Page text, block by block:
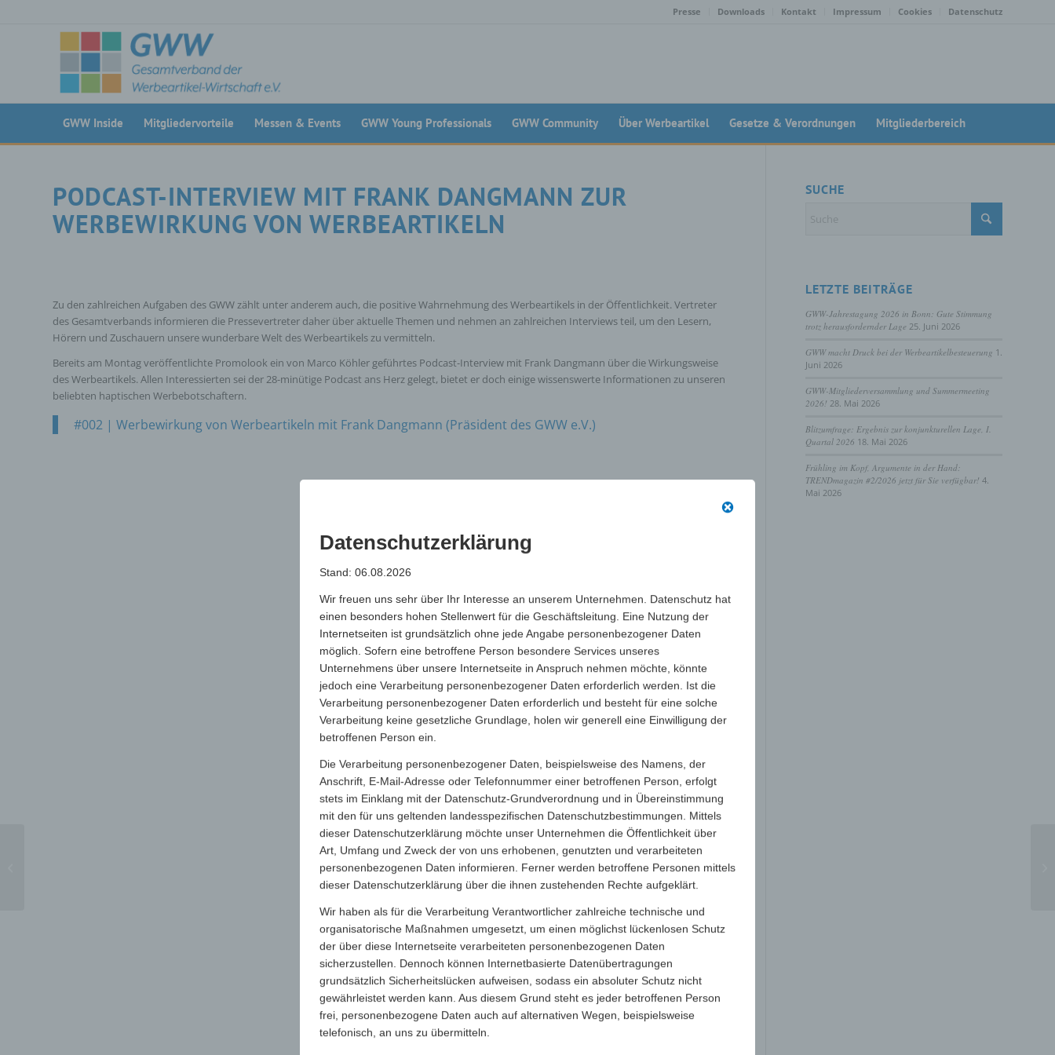
Presse Downloads Kontakt Impressum Cookies Datenschutz
GWW Inside Mitgliedervorteile Messen & Events GWW Young Professionals GWW Community Über Werbeartikel Gesetze & Verordnungen Mitgliederbereich
PODCAST-INTERVIEW MIT FRANK DANGMANN ZUR
WERBEWIRKUNG VON WERBEARTIKELN
Zu den zahlreichen Aufgaben des GWW zählt unter anderem auch, die positive Wahrnehmung des Werbeartikels in der Öffentlichkeit. Vertreter
des Gesamtverbands informieren die Pressevertreter daher über aktuelle Themen und nehmen an zahlreichen Interviews teil, um den Lesern,
Hörern und Zuschauern unsere wunderbare Welt des Werbeartikels zu vermitteln.
Bereits am Montag veröffentlichte Promolook ein von Marco Köhler geführtes Podcast-Interview mit Frank Dangmann über die Wirkungsweise
des Werbeartikels. Allen Interessierten sei der 28-minütige Podcast ans Herz gelegt, bietet er doch einige wissenswerte Informationen zu unseren
beliebten haptischen Werbebotschaftern.
#002 | Werbewirkung von Werbeartikeln mit Frank Dangmann (Präsident des GWW e.V.)
SUCHE
LETZTE BEITRÄGE
GWW-Jahrestagung 2026 in Bonn: Gute Stimmung
trotz herausfordernder Lage 25. Juni 2026
GWW macht Druck bei der Werbeartikelbesteuerung 1.
Juni 2026
GWW-Mitgliederversammlung und Summermeeting
2026! 28. Mai 2026
Blitzumfrage: Ergebnis zur konjunkturellen Lage, I.
Quartal 2026 18. Mai 2026
Frühling im Kopf, Argumente in der Hand:
TRENDmagazin #2/2026 jetzt für Sie verfügbar! 4.
Mai 2026
Datenschutzerklärung
Stand: 06.08.2026
Wir freuen uns sehr über Ihr Interesse an unserem Unternehmen. Datenschutz hat
einen besonders hohen Stellenwert für die Geschäftsleitung. Eine Nutzung der
Internetseiten ist grundsätzlich ohne jede Angabe personenbezogener Daten
möglich. Sofern eine betroffene Person besondere Services unseres
Unternehmens über unsere Internetseite in Anspruch nehmen möchte, könnte
jedoch eine Verarbeitung personenbezogener Daten erforderlich werden. Ist die
Verarbeitung personenbezogener Daten erforderlich und besteht für eine solche
Verarbeitung keine gesetzliche Grundlage, holen wir generell eine Einwilligung der
betroffenen Person ein.
Die Verarbeitung personenbezogener Daten, beispielsweise des Namens, der
Anschrift, E-Mail-Adresse oder Telefonnummer einer betroffenen Person, erfolgt
stets im Einklang mit der Datenschutz-Grundverordnung und in Übereinstimmung
mit den für uns geltenden landesspezifischen Datenschutzbestimmungen. Mittels
dieser Datenschutzerklärung möchte unser Unternehmen die Öffentlichkeit über
Art, Umfang und Zweck der von uns erhobenen, genutzten und verarbeiteten
personenbezogenen Daten informieren. Ferner werden betroffene Personen mittels
dieser Datenschutzerklärung über die ihnen zustehenden Rechte aufgeklärt.
Wir haben als für die Verarbeitung Verantwortlicher zahlreiche technische und
organisatorische Maßnahmen umgesetzt, um einen möglichst lückenlosen Schutz
der über diese Internetseite verarbeiteten personenbezogenen Daten
sicherzustellen. Dennoch können Internetbasierte Datenübertragungen
grundsätzlich Sicherheitslücken aufweisen, sodass ein absoluter Schutz nicht
gewährleistet werden kann. Aus diesem Grund steht es jeder betroffenen Person
frei, personenbezogene Daten auch auf alternativen Wegen, beispielsweise
telefonisch, an uns zu übermitteln.